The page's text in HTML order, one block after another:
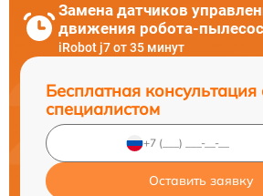
Замена датчиков
движения робота-
iRobot j7 от 35 минут
Бесплатная консультация
специалистом
Оставить заявку